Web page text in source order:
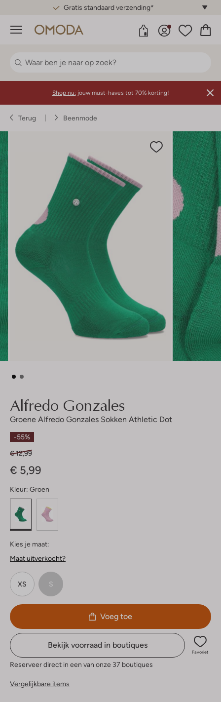
Gratis standaard verzending*
Menu
Shop nu: jouw must-haves tot 70% korting!
Terug Beenmode
Alfredo Gonzales
Groene Alfredo Gonzales Sokken Athletic Dot
-55%
€ 12,99
€ 5,99
Kleur: Groen
Kies je maat:
Maat uitverkocht?
XS S
Voeg toe
Bekijk voorraad in boutiques
Favoriet
Reserveer direct in een van onze 37 boutiques
Vergelijkbare items